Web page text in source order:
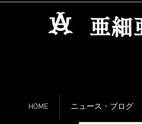
亜細
HOME ニュース・ブログ